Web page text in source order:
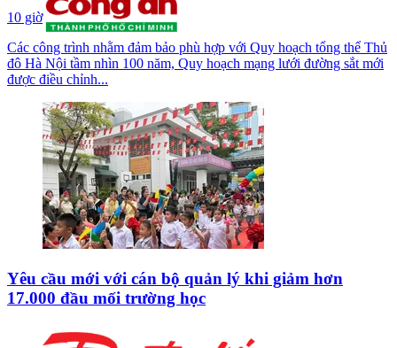
10 giờ
Các công trình nhằm đảm bảo phù hợp với Quy hoạch tổng thể Thủ
đô Hà Nội tầm nhìn 100 năm, Quy hoạch mạng lưới đường sắt mới
được điều chỉnh...
Yêu cầu mới với cán bộ quản lý khi giảm hơn
17.000 đầu mối trường học